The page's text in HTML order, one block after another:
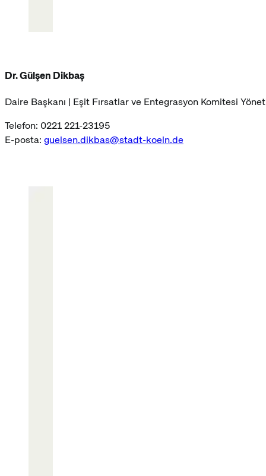
Dr. Gülşen Dikbaş
Daire Başkanı | Eşit Fırsatlar ve Entegrasyon Komitesi
Telefon: 0221 221-23195
E-posta: guelsen.dikbas@stadt-koeln.de